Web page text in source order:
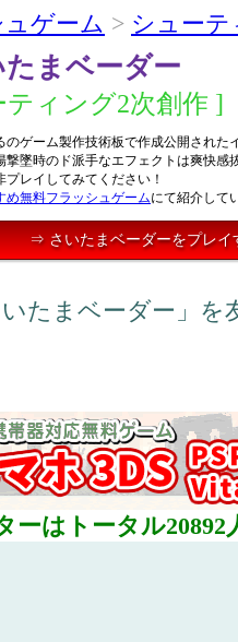
ゲーム > シューテ
まベーダー
ィング2次創作 ]
のゲーム製作技術板で作成公開された
撃墜時のド派手なエフェクトは爽快感
プレイしてみてください！
め無料フラッシュゲームにて紹介して
⇒ さいたまベーダーをプレイ
たまベーダー」を
ーはトータル20892